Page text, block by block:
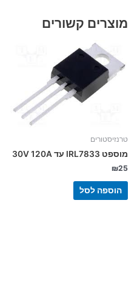
מוצרים קשורים
טרנזיסטורים
מוספט IRL7833 עד 30V 120A
₪25
הוספה לסל